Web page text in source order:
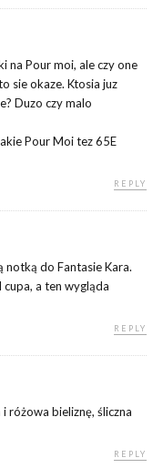
na Pour moi, ale czy one
sie okaze. Ktosia juz
Duzo czy malo
Pour Moi tez 65E
REPLY
notką do Fantasie Kara.
cupa, a ten wygląda
REPLY
różowa bieliznę, śliczna
REPLY